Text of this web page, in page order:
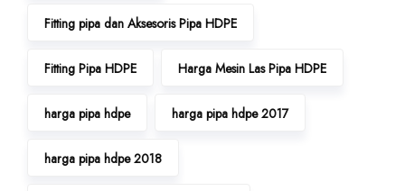
Fitting pipa dan Aksesoris Pipa HDPE
Fitting Pipa HDPE Harga Mesin Las Pipa HDPE
harga pipa hdpe harga pipa hdpe 2017
harga pipa hdpe 2018